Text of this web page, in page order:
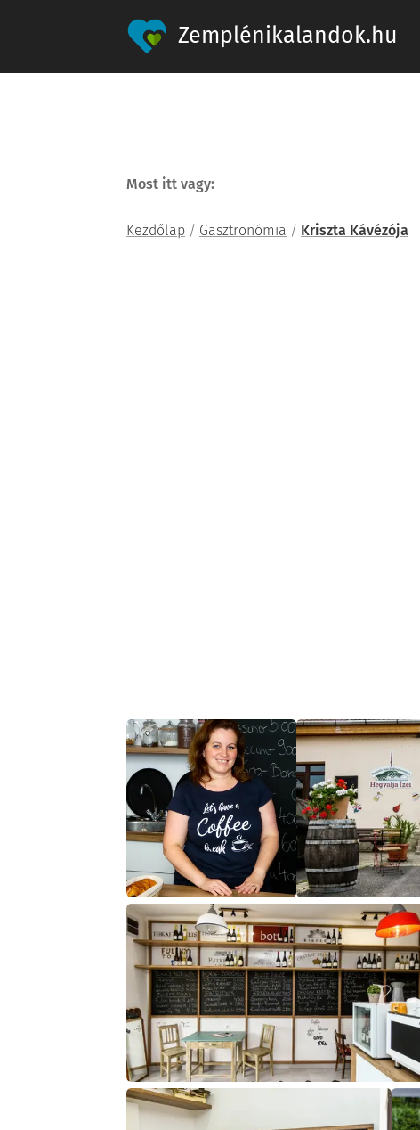
Zemplénikalandok.hu
Most itt vagy:
Kezdőlap / Gasztronómia / Kriszta Kávézója